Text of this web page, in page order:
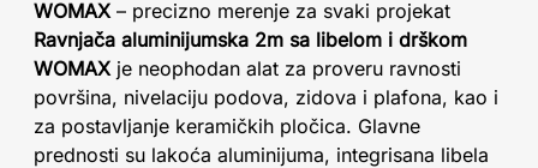
WOMAX– precizno merenje za svaki projekat
Ravnjača aluminijumska 2m sa libelom i drškom
WOMAXje neophodan alat za proveru ravnosti
površina, nivelaciju podova, zidova i plafona, kao i
za postavljanje keramičkih pločica. Glavne
prednosti su lakoća aluminijuma, integrisana libela